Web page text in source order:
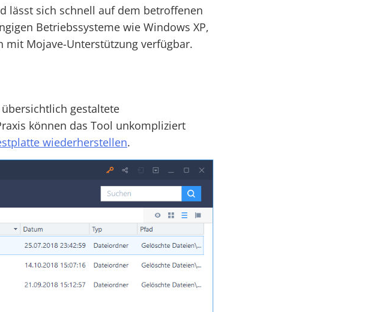
lässt sich schnell auf dem betroffenen
Betriebssysteme wie Windows XP,
mit Mojave-Unterstützung verfügbar.
gestaltete
können das Tool unkompliziert
wiederherstellen.